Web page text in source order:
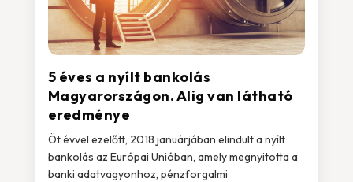
5 éves a nyílt bankolás
Magyarországon. Alig van látható
eredménye
Öt évvel ezelőtt, 2018 januárjában elindult a nyílt
bankolás az Európai Unióban, amely megnyitotta a
banki adatvagyonhoz, pénzforgalmi